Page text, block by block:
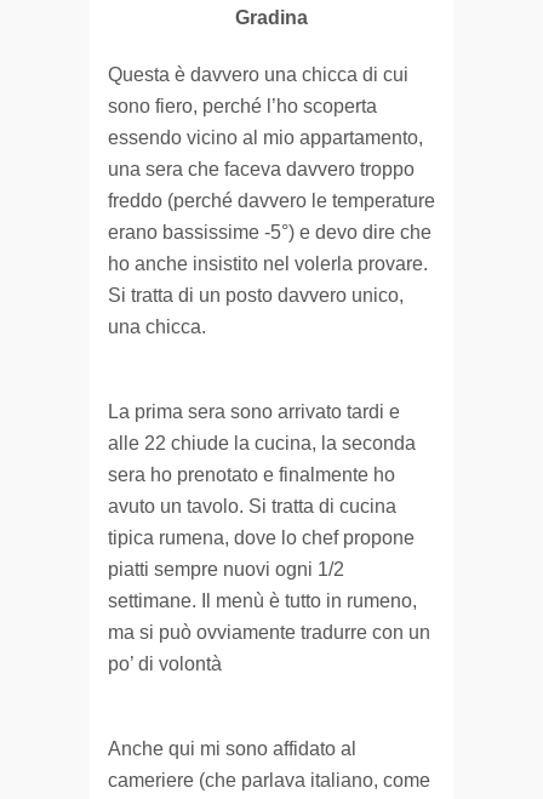
Gradina
Questa è davvero una chicca di cui
sono fiero, perché l’ho scoperta
essendo vicino al mio appartamento,
una sera che faceva davvero troppo
freddo (perché davvero le temperature
erano bassissime -5°) e devo dire che
ho anche insistito nel volerla provare.
Si tratta di un posto davvero unico,
una chicca.
La prima sera sono arrivato tardi e
alle 22 chiude la cucina, la seconda
sera ho prenotato e finalmente ho
avuto un tavolo. Si tratta di cucina
tipica rumena, dove lo chef propone
piatti sempre nuovi ogni 1/2
settimane. Il menù è tutto in rumeno,
ma si può ovviamente tradurre con un
po’ di volontà
Anche qui mi sono affidato al
cameriere (che parlava italiano, come